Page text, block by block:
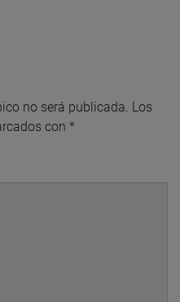
no será publicada. Los
con *